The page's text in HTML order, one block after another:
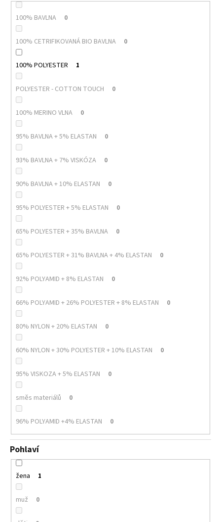
100% BAVLNA 0
100% CETRIFIKOVANÁ BIO BAVLNA 0
100% POLYESTER 1
POLYESTER - COTTON TOUCH 0
100% MERINO VLNA 0
95% BAVLNA + 5% ELASTAN 0
93% BAVLNA + 7% VISKÓZA 0
90% BAVLNA + 10% ELASTAN 0
95% POLYESTER + 5% ELASTAN 0
65% POLYESTER + 35% BAVLNA 0
65% POLYESTER + 31% BAVLNA + 4% ELASTAN 0
92% POLYAMID + 8% ELASTAN 0
66% POLYAMID + 26% POLYESTER + 8% ELASTAN 0
80% NYLON + 20% ELASTAN 0
60% NYLON + 30% POLYESTER + 10% ELASTAN 0
95% VISKOZA + 5% ELASTAN 0
směs materiálů 0
96% POLYAMID +4% ELASTAN 0
Pohlaví
žena 1
muž 0